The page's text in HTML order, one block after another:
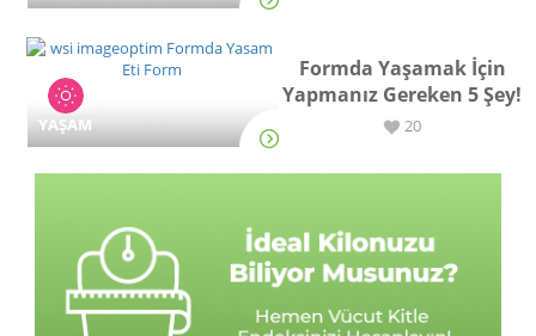
YAŞAM
Formda Yaşamak İçin
Yapmanız Gereken 5 Şey!
20